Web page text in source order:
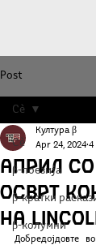
Post
Сè
β-поезија
β-кратки
β-колумни
Сè
Април
Осврт
на
Култура β
Apr 24, 2024 4
Добредојдовте